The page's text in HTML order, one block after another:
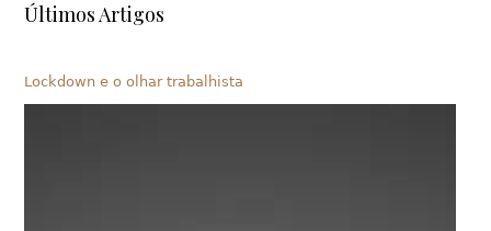
Últimos Artigos
Lockdown e o olhar trabalhista